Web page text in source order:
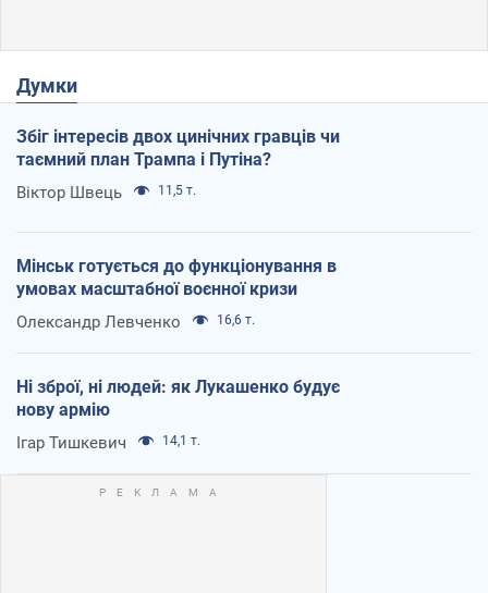
Думки
Збіг інтересів двох цинічних гравців чи
таємний план Трампа і Путіна?
Віктор Швець 11,5 т.
Мінськ готується до функціонування в
умовах масштабної воєнної кризи
Олександр Левченко 16,6 т.
Ні зброї, ні людей: як Лукашенко будує
нову армію
Ігар Тишкевич 14,1 т.